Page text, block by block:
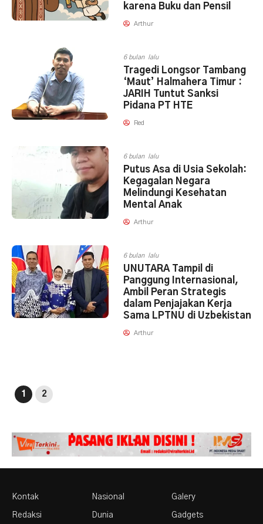
karena Buku dan Pensil
Arthur
6 bulan lalu
Tragedi Longsor Tambang
‘Maut’ Halmahera Timur :
JARIH Tuntut Sanksi
Pidana PT HTE
Red
6 bulan lalu
Putus Asa di Usia Sekolah:
Kegagalan Negara
Melindungi Kesehatan
Mental Anak
Arthur
6 bulan lalu
UNUTARA Tampil di
Panggung Internasional,
Ambil Peran Strategis
dalam Penjajakan Kerja
Sama LPTNU di Uzbekistan
Arthur
1 2
Kontak
Redaksi
Nasional
Dunia
Galery
Gadgets